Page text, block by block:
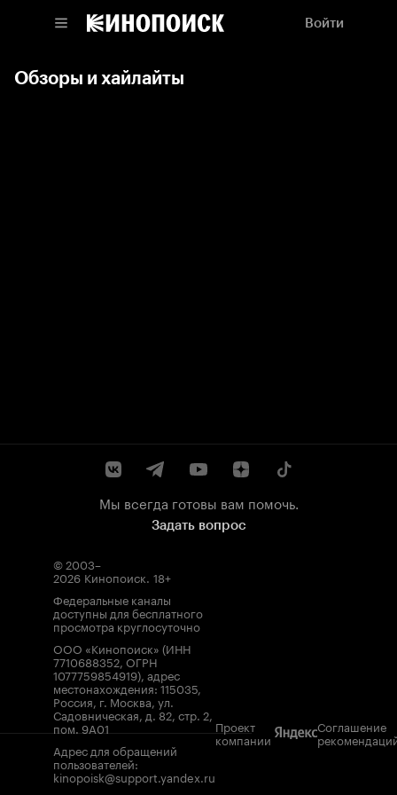
Войти
Обзоры и хайлайты
Мы всегда готовы вам помочь.
Задать вопрос
© 2003–
2026 Кинопоиск. 18+
Федеральные каналы
доступны для бесплатного
просмотра круглосуточно
ООО «Кинопоиск» (ИНН
7710688352, ОГРН
1077759854919), адрес
местонахождения: 115035,
Россия, г. Москва, ул.
Садовническая, д. 82, стр. 2,
пом. 9А01
Адрес для обращений
пользователей:
kinopoisk@support.yandex.ru
Проект
компании
Соглашение